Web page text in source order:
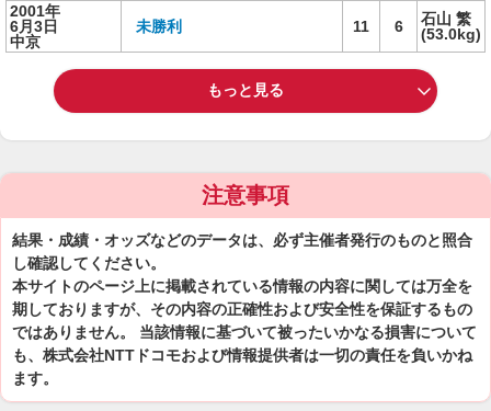
2001年
6月3日
中京
未勝利 11 6
石山 繁
(53.0kg)
もっと見る
注意事項
結果・成績・オッズなどのデータは、必ず主催者発行のものと照合
し確認してください。
本サイトのページ上に掲載されている情報の内容に関しては万全を
期しておりますが、その内容の正確性および安全性を保証するもの
ではありません。 当該情報に基づいて被ったいかなる損害について
も、株式会社NTTドコモおよび情報提供者は一切の責任を負いかね
ます。